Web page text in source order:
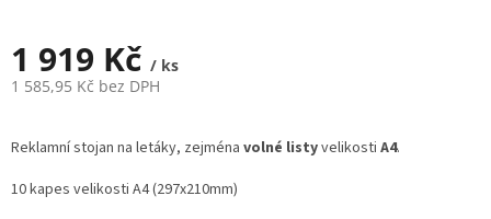
1 919 Kč / ks
1 585,95 Kč bez DPH
cena:
Reklamní stojan na letáky, zejména volné listyvelikosti A4.
10 kapes velikosti A4 (297x210mm)